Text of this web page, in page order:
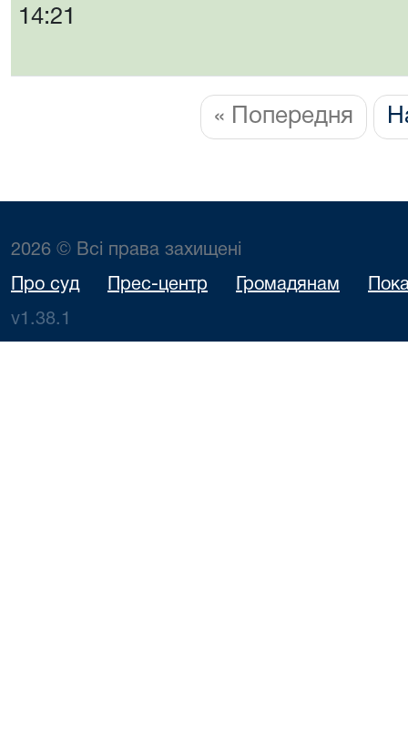
14:21
« Попередня
2026 © Всі права захищені
Про суд Прес-центр Громадянам
v1.38.1